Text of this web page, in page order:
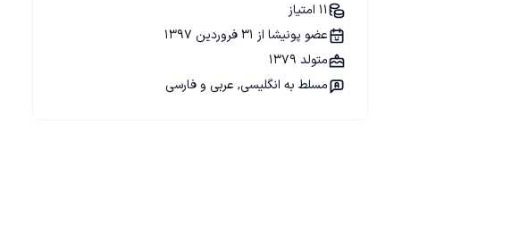
11 امتیاز
عضو پونیشا از 31 فروردین 1397
متولد 1379
مسلط به انگلیسی, عربی و فارسی